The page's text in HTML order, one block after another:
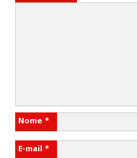
Nome *
E-mail *